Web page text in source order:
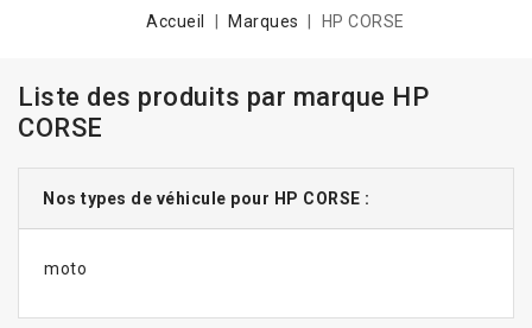
Accueil Marques HP CORSE
Liste des produits par marque HP
CORSE
Nos types de véhicule pour HP CORSE :
moto